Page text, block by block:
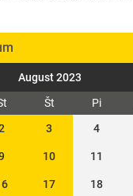
August 2023
Št Pi
3 4
10 11
17 18